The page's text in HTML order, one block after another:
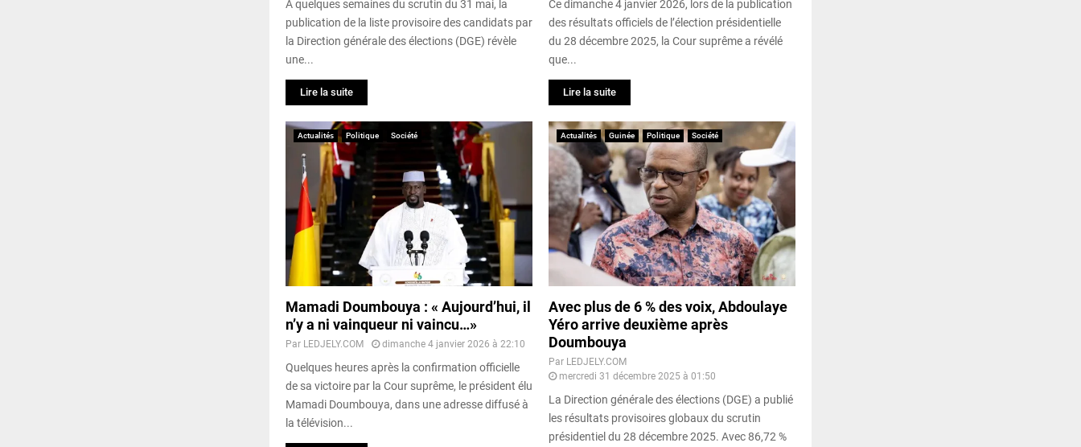
À quelques semaines du scrutin du 31 mai, la
publication de la liste provisoire des candidats par
la Direction générale des élections (DGE) révèle
une...
Lire la suite
Ce dimanche 4 janvier 2026, lors de la publication
des résultats officiels de l’élection présidentielle
du 28 décembre 2025, la Cour suprême a révélé
que...
Lire la suite
Actualités Politique Société
Mamadi Doumbouya : « Aujourd’hui, il
n’y a ni vainqueur ni vaincu…»
Par LEDJELY.COM dimanche 4 janvier 2026 à 22:10
Quelques heures après la confirmation officielle
de sa victoire par la Cour suprême, le président élu
Mamadi Doumbouya, dans une adresse diffusé à
la télévision...
Actualités Guinée Politique Société
Avec plus de 6 % des voix, Abdoulaye
Yéro arrive deuxième après
Doumbouya
Par LEDJELY.COM
mercredi 31 décembre 2025 à 01:50
La Direction générale des élections (DGE) a publié
les résultats provisoires globaux du scrutin
présidentiel du 28 décembre 2025. Avec 86,72 %